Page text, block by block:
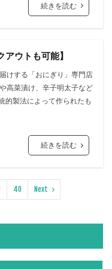
続きを読む
ウトも可能】
けする「おにぎり」専⾨店
⾼菜漬け、⾟⼦明太⼦など
的製法によって作られたも
続きを読む
40 Next